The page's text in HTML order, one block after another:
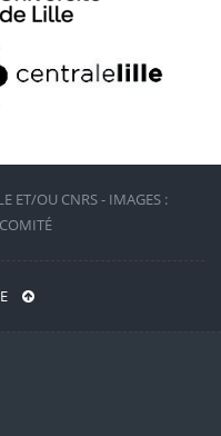
ET/OU CNRS - IMAGES :